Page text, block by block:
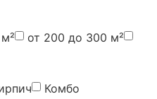
от 200 до 300 м²
Комбо